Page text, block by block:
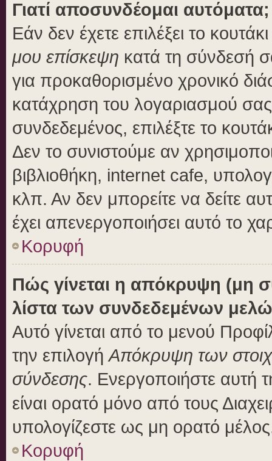
Γιατί αποσυνδέομαι αυτόματα;
Εάν δεν έχετε επιλέξει το
μου επίσκεψη κατά τη σύνδεσή
για προκαθορισμένο χρονικό
κατάχρηση του λογαριασμού
συνδεδεμένος, επιλέξτε το
Δεν το συνιστούμε αν
βιβλιοθήκη, internet cafe,
κλπ. Αν δεν μπορείτε να δείτε
έχει απενεργοποιήσει αυτό το
Κορυφή
Πώς γίνεται η απόκρυψη (μη
λίστα των συνδεδεμένων
Αυτό γίνεται από το μενού
την επιλογήΑπόκρυψη των
σύνδεσης. Ενεργοποιήστε αυτή
είναι ορατό μόνο από τους
υπολογίζεστε ως μη ορατό
Κορυφή